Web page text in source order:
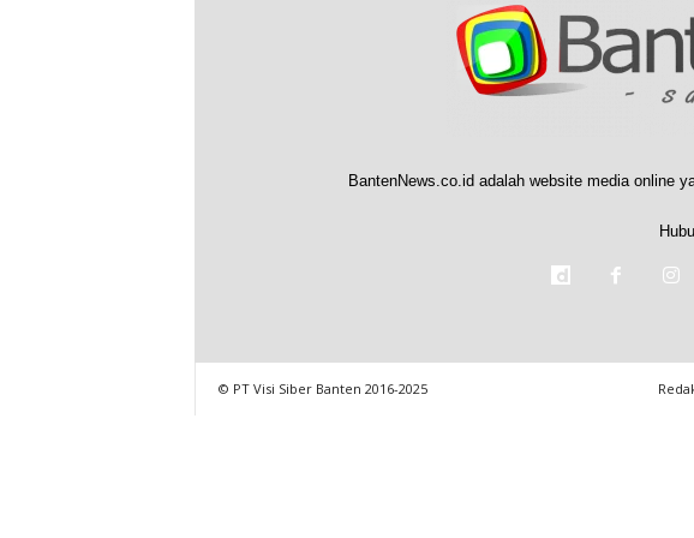
BantenNews.co.id adalah website media online
© PT Visi Siber Banten 2016-2025